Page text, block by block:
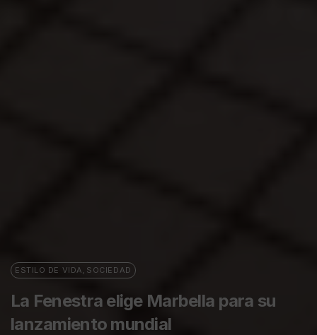
ESTILO DE VIDA , SOCIEDAD
La Fenestra elige Marbella para su
lanzamiento mundial